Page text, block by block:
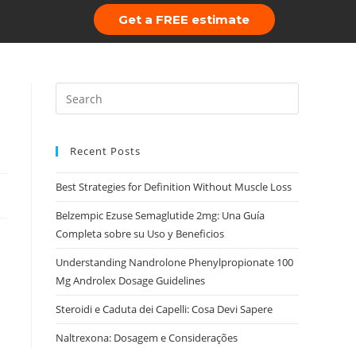
Get a FREE estimate
Recent Posts
Best Strategies for Definition Without Muscle Loss
Belzempic Ezuse Semaglutide 2mg: Una Guía
Completa sobre su Uso y Beneficios
Understanding Nandrolone Phenylpropionate 100
Mg Androlex Dosage Guidelines
Steroidi e Caduta dei Capelli: Cosa Devi Sapere
Naltrexona: Dosagem e Considerações